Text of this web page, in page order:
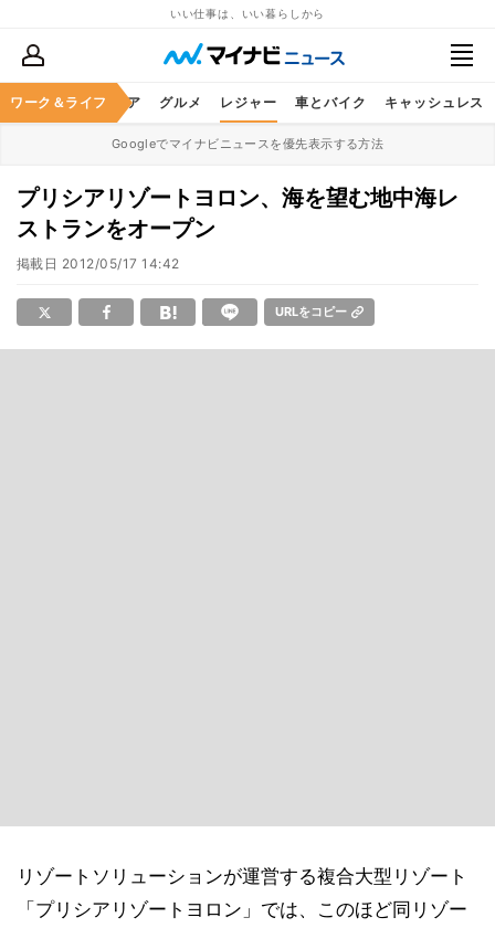
いい仕事は、いい暮らしから
ワーク＆ライフ
暮らし ヘルスケア グルメ レジャー 車とバイク キャッシュレス
Googleでマイナビニュースを優先表示する方法
プリシアリゾートヨロン、海を望む地中海レ
ストランをオープン
掲載日 2012/05/17 14:42
URLをコピー
リゾートソリューションが運営する複合大型リゾート
「プリシアリゾートヨロン」では、このほど同リゾー